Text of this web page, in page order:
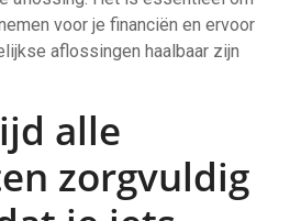
voor je financiën en ervoor
aflossingen haalbaar zijn
alle
zorgvuldig